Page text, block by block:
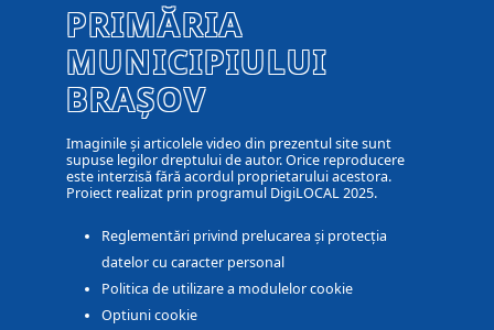
PRIMĂRIA
MUNICIPIULUI
BRAȘOV
Imaginile și articolele video din prezentul site sunt
supuse legilor dreptului de autor. Orice reproducere
este interzisă fără acordul proprietarului acestora.
Proiect realizat prin programul DigiLOCAL 2025.
Reglementări privind prelucarea și protecția
datelor cu caracter personal
Politica de utilizare a modulelor cookie
Optiuni cookie